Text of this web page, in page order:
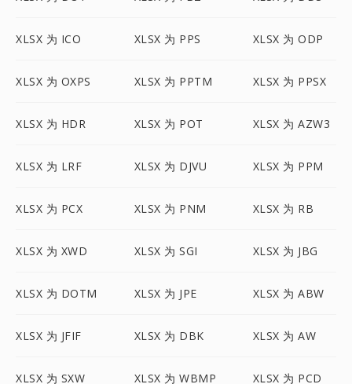
XLSX 为 ICO XLSX 为 PPS XLSX 为 ODP
XLSX 为 OXPS XLSX 为 PPTM XLSX 为 PPSX
XLSX 为 HDR XLSX 为 POT XLSX 为 AZW3
XLSX 为 LRF XLSX 为 DJVU XLSX 为 PPM
XLSX 为 PCX XLSX 为 PNM XLSX 为 RB
XLSX 为 XWD XLSX 为 SGI XLSX 为 JBG
XLSX 为 DOTM XLSX 为 JPE XLSX 为 ABW
XLSX 为 JFIF XLSX 为 DBK XLSX 为 AW
XLSX 为 SXW XLSX 为 WBMP XLSX 为 PCD